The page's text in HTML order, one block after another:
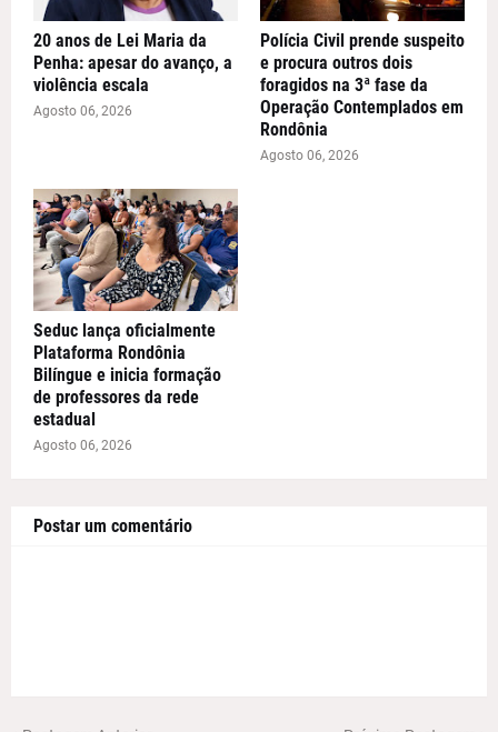
20 anos de Lei Maria da
Penha: apesar do avanço, a
violência escala
Agosto 06, 2026
Polícia Civil prende suspeito
e procura outros dois
foragidos na 3ª fase da
Operação Contemplados em
Rondônia
Agosto 06, 2026
Seduc lança oficialmente
Plataforma Rondônia
Bilíngue e inicia formação
de professores da rede
estadual
Agosto 06, 2026
Postar um comentário